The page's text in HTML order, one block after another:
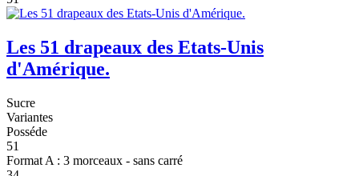
Les 51 drapeaux des Etats-Unis
d'Amérique.
Sucre
Variantes
Posséde
51
Format A : 3 morceaux - sans carré